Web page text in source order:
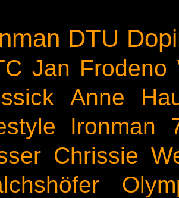
DTU
Jan Frodeno
Anne
Ironman
Chrissie